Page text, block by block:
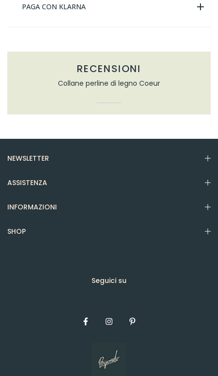
PAGA CON KLARNA
RECENSIONI
Collane perline di legno Coeur
NEWSLETTER
ASSISTENZA
INFORMAZIONI
SHOP
Seguici su